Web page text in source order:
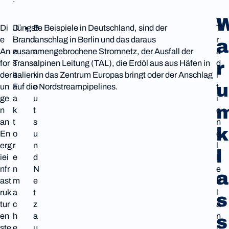
Di
e
An
for
der
un
ge
n
an
En
erg
iei
nfr
ast
ruk
tur
en
B
l
a
c
k
o
u
t
s
u
n
d
N
e
t
z
a
D
i
e
s
e
F
a
k
t
o
r
e
n
m
a
c
h
Jüngste Beispiele in Deutschland, sind der
Brandanschlag in Berlin und das daraus
zusammengebrochene Stromnetz, der Ausfall der
Transalpinen Leitung (TAL), die Erdöl aus aus Häfen in
Italien in das Zentrum Europas bringt oder der Anschlag
auf die Nordstreampipelines.
a
r
u
k
l
a
s
s
T
r
a
d
i
t
i
o
n
e
l
l
e
P
l
a
n